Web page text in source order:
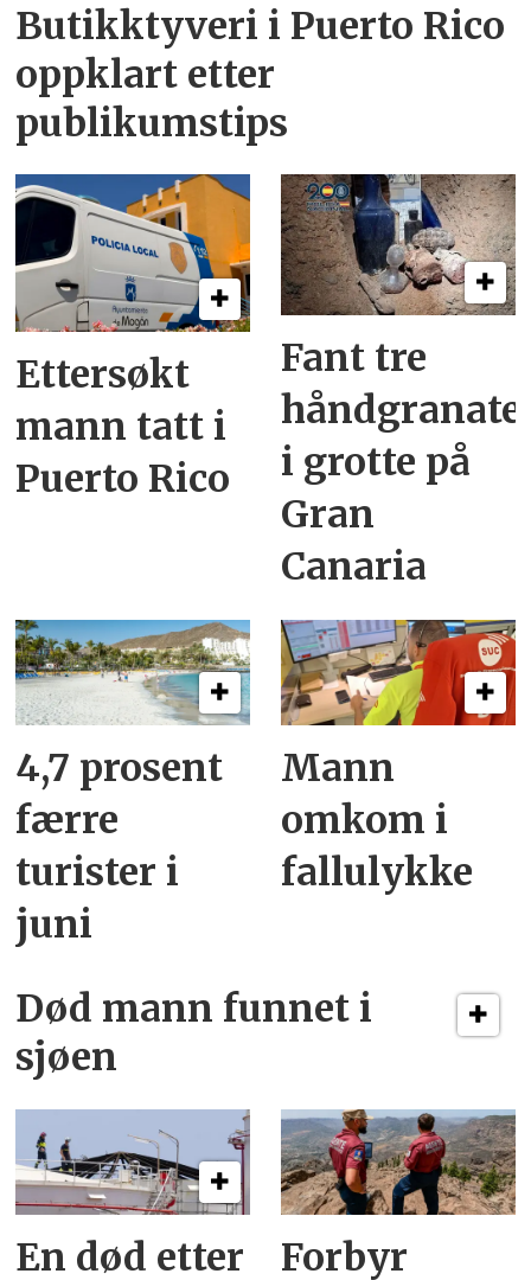
Butikktyveri i Puerto Rico
oppklart etter
publikumstips
Ettersøkt
mann tatt i
Puerto Rico
Fant tre
i grotte på
Gran
Canaria
4,7 prosent
færre
turister i
juni
Mann
omkom i
fallulykke
Død mann funnet i
sjøen
En død etter
Forbyr